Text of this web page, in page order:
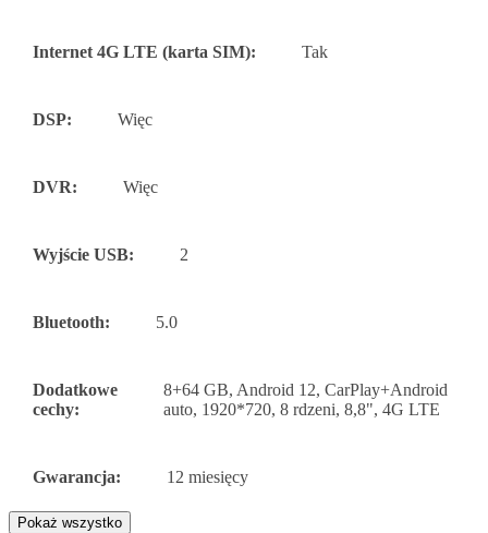
Internet 4G LTE (karta SIM): Tak
DSP: Więc
DVR: Więc
Wyjście USB: 2
Bluetooth: 5.0
Dodatkowe
cechy:
8+64 GB, Android 12, CarPlay+Android
auto, 1920*720, 8 rdzeni, 8,8", 4G LTE
Gwarancja: 12 miesięcy
Pokaż wszystko